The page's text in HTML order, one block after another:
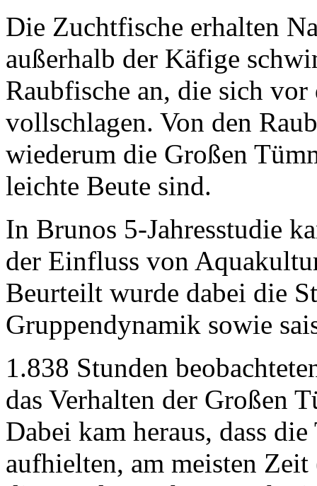
Die Zuchtfische erhalten
außerhalb der Käfige
Raubfische an, die sich
vollschlagen. Von den
wiederum die Großen
leichte Beute sind.
In Brunos 5-Jahresstudie
der Einfluss von
Beurteilt wurde dabei die
Gruppendynamik sowie
1.838 Stunden
das Verhalten der Großen
Dabei kam heraus, dass
aufhielten, am meisten